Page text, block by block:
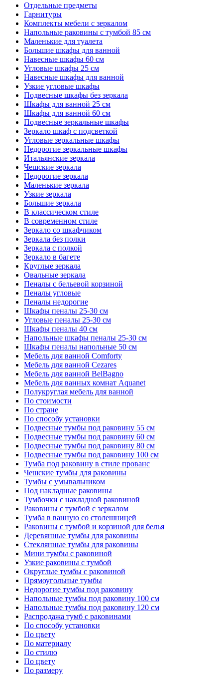
Отдельные предметы
Гарнитуры
Комплекты мебели с зеркалом
Напольные раковины с тумбой 85 см
Маленькие для туалета
Большие шкафы для ванной
Навесные шкафы 60 см
Угловые шкафы 25 см
Навесные шкафы для ванной
Узкие угловые шкафы
Подвесные шкафы без зеркала
Шкафы для ванной 25 см
Шкафы для ванной 60 см
Подвесные зеркальные шкафы
Зеркало шкаф с подсветкой
Угловые зеркальные шкафы
Недорогие зеркальные шкафы
Итальянские зеркала
Чешские зеркала
Недорогие зеркала
Маленькие зеркала
Узкие зеркала
Большие зеркала
В классическом стиле
В современном стиле
Зеркало со шкафчиком
Зеркала без полки
Зеркала с полкой
Зеркало в багете
Круглые зеркала
Овальные зеркала
Пеналы с бельевой корзиной
Пеналы угловые
Пеналы недорогие
Шкафы пеналы 25-30 см
Угловые пеналы 25-30 см
Шкафы пеналы 40 см
Напольные шкафы пеналы 25-30 см
Шкафы пеналы напольные 50 см
Мебель для ванной Comforty
Мебель для ванной Cezares
Мебель для ванной BelBagno
Мебель для ванных комнат Aquanet
Полукруглая мебель для ванной
По стоимости
По стране
По способу установки
Подвесные тумбы под раковину 55 см
Подвесные тумбы под раковину 60 см
Подвесные тумбы под раковину 80 см
Подвесные тумбы под раковину 100 см
Тумба под раковину в стиле прованс
Чешские тумбы для раковины
Тумбы с умывальником
Под накладные раковины
Тумбочки с накладной раковиной
Раковины с тумбой с зеркалом
Тумба в ванную со столешницей
Раковины с тумбой и корзиной для белья
Деревянные тумбы для раковины
Стеклянные тумбы для раковины
Мини тумбы с раковиной
Узкие раковины с тумбой
Округлые тумбы с раковиной
Прямоугольные тумбы
Недорогие тумбы под раковину
Напольные тумбы под раковину 100 см
Напольные тумбы под раковину 120 см
Распродажа тумб с раковинами
По способу установки
По цвету
По материалу
По стилю
По цвету
По размеру